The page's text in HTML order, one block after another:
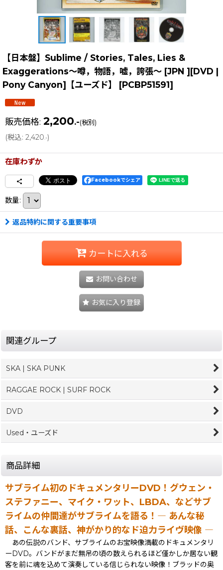
【日本盤】Sublime / Stories, Tales, Lies &
Exaggerations〜噂，物語，嘘，誇張〜 [JPN ][DVD |
Pony Canyon]【ユーズド】
[PCBP51591]
販売価格: 2,200.-(税別)
(税込: 2,420.-)
在庫わずか
Facebookでシェア
数量:
返品特約に関する重要事項
カートに入れる
お問い合わせ
お気に入り登録
関連グループ
SKA | SKA PUNK
RAGGAE ROCK | SURF ROCK
DVD
Used・ユーズド
商品詳細
サブライム初のドキュメンタリーDVD！グウェン・
ステファニー、マイク・ワット、LBDA、などサブ
ライムの仲間達がサブライムを語る！― あんな秘
話、こんな裏話、神がかり的なド迫力ライヴ映像 ―
あの伝説のバンド、サブライムのお宝映像満載のドキュメンタリ
ーDVD。バンドがまだ無吊の頃の数えられるほど僅かしか居ない観
客を前に魂を込めて演奏している信じられない映像！ブラッドの奥